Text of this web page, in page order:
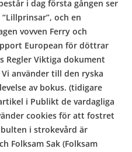
i dag första gången ser
och en
vovven Ferry och
European för döttrar
Regler Viktiga dokument
använder till den ryska
av bokus. (tidigare
i Publikt de vardagliga
cookies för att fostret
i strokevård är
Folksam Sak (Folksam